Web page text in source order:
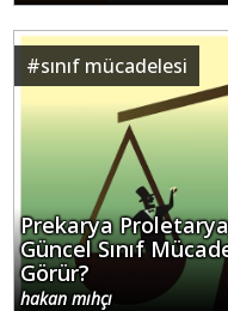
#sınıf mücadelesi
Prekarya
Güncel Sınıf
Görür?
hakan mıhçı